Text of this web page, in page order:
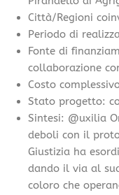
Città/Regioni
Periodo di
Fonte di
collaborazione
Costo
Stato progetto:
Sintesi: @uxilia
deboli con il
Giustizia ha
dando il via al
coloro che